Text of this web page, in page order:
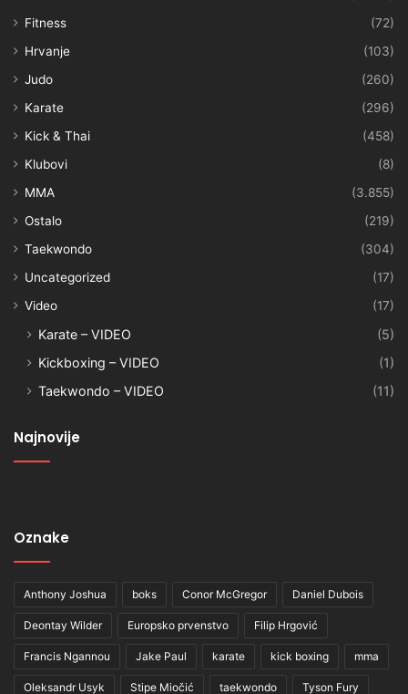
Fitness
(72)
Hrvanje
(103)
Judo
(260)
Karate
(296)
Kick & Thai
(458)
Klubovi
(8)
MMA
(3.855)
Ostalo
(219)
Taekwondo
(304)
Uncategorized
(17)
Video
(17)
Karate – VIDEO
(5)
Kickboxing – VIDEO
(1)
Taekwondo – VIDEO
(11)
Najnovije
Oznake
Anthony Joshua boks Conor McGregor Daniel Dubois
Deontay Wilder Europsko prvenstvo Filip Hrgović
Francis Ngannou Jake Paul karate kick boxing mma
Oleksandr Usyk Stipe Miočić taekwondo Tyson Fury